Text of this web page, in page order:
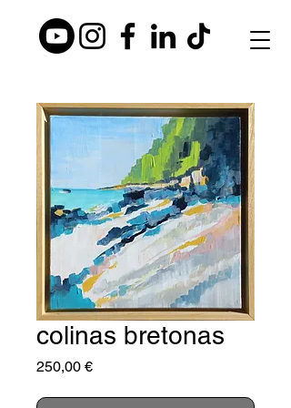
colinas bretonas
250,00 €Precio